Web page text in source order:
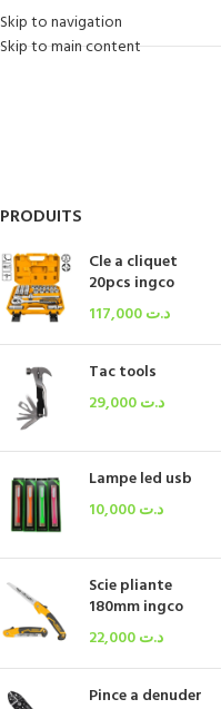
Skip to navigation
Skip to main content
PRODUITS
Cle a cliquet
20pcs ingco
د.ت
Tac tools
د.ت
Lampe led usb
د.ت
Scie pliante
180mm ingco
د.ت
Pince a denuder